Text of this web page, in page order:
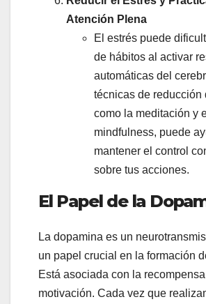
Atención Plena
El estrés puede
de hábitos al activar
automáticas del
técnicas de reducción
como la meditación y
mindfulness, puede
mantener el control
sobre tus acciones.
El Papel de la
La dopamina es un
un papel crucial en la formación
Está asociada con la
motivación. Cada vez que